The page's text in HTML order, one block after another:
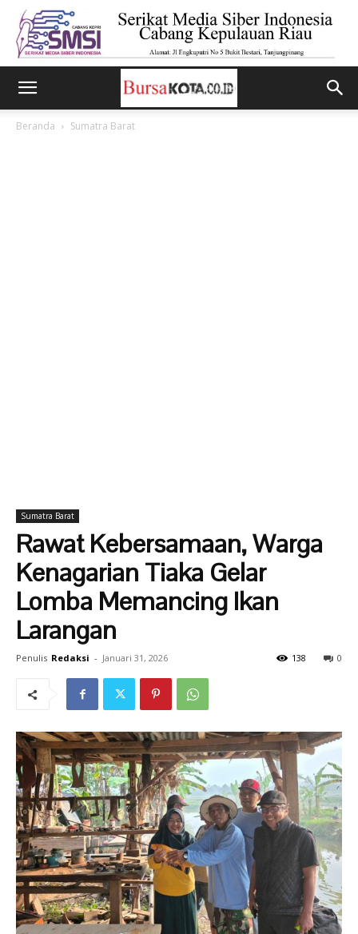
Beranda Sumatra Barat
Sumatra Barat
Rawat Kebersamaan, Warga
Kenagarian Tiaka Gelar
Lomba Memancing Ikan
Larangan
Penulis Redaksi - Januari 31, 2026 0
138